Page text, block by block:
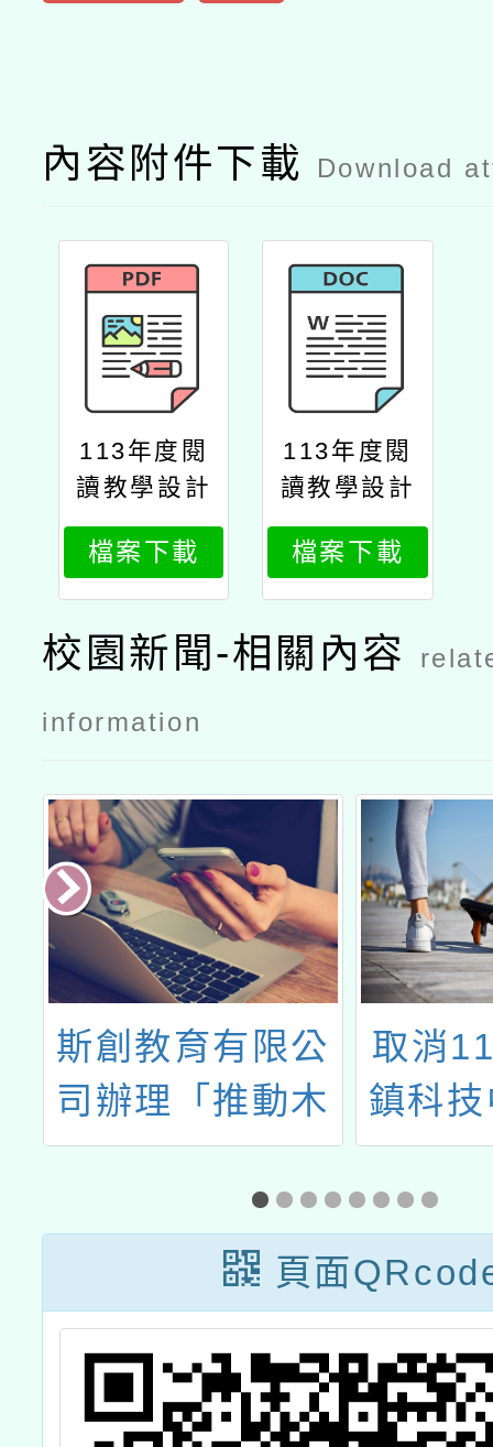
內容附件下載 Download
113年度閱
讀教學設計
徵選活動公
文
檔案下載
113年度閱
讀教學設計
徵選活動計
畫
檔案下載
校園新聞-相關內容
information
斯創教育有限公
司辦理「推動木
育發展與輔導計
取消
鎮科
中資
教學─
模擬
技教
頁面